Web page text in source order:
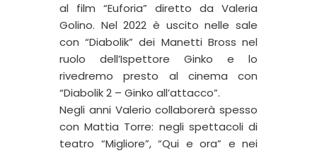
al film “Euforia” diretto da Valeria
Golino. Nel 2022 è uscito nelle sale
con “Diabolik” dei Manetti Bross nel
ruolo dell’Ispettore Ginko e lo
rivedremo presto al cinema con
“Diabolik 2 – Ginko all’attacco”.
Negli anni Valerio collaborerà spesso
con Mattia Torre: negli spettacoli di
teatro “Migliore”, “Qui e ora” e nei